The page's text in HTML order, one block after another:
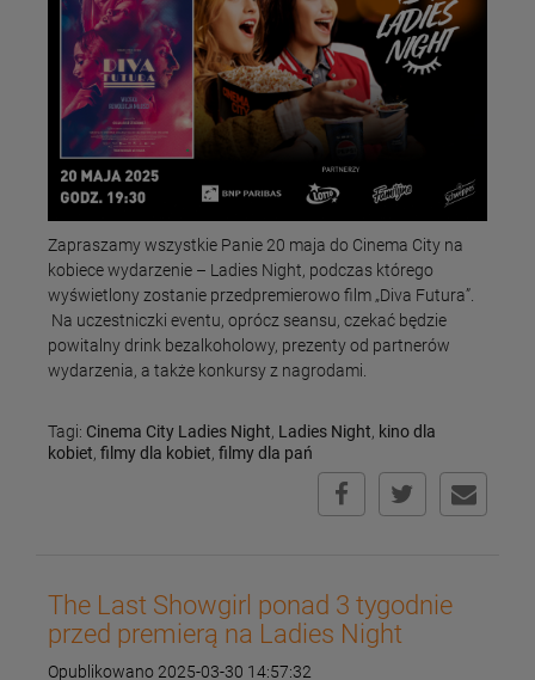
Zapraszamy wszystkie Panie 20 maja do Cinema City na
kobiece wydarzenie – Ladies Night, podczas którego
wyświetlony zostanie przedpremierowo film „Diva Futura”.
Na uczestniczki eventu, oprócz seansu, czekać będzie
powitalny drink bezalkoholowy, prezenty od partnerów
wydarzenia, a także konkursy z nagrodami.
Tagi: Cinema City Ladies Night, Ladies Night, kino dla
kobiet, filmy dla kobiet, filmy dla pań
The Last Showgirl ponad 3 tygodnie
przed premierą na Ladies Night
Opublikowano 2025-03-30 14:57:32